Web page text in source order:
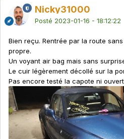
Nicky31000
Posté 2023-01-16 - 18:12:22
Bien reçu. Rentrée par la route
propre.
Un voyant air bag mais sans
Le cuir légèrement décollé sur la
Pas encore testé la capote ni